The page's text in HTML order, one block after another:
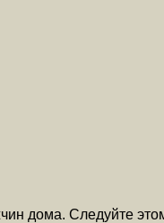
дома. Следуйте